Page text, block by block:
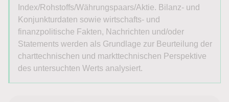
Index/Rohstoffs/Währungspaars/Aktie. Bilanz- und
Konjunkturdaten sowie wirtschafts- und
finanzpolitische Fakten, Nachrichten und/oder
Statements werden als Grundlage zur Beurteilung der
charttechnischen und markttechnischen Perspektive
des untersuchten Werts analysiert.